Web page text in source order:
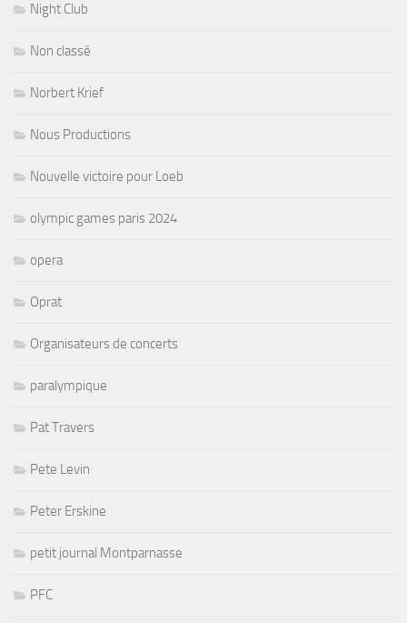
Night Club
Non classé
Norbert Krief
Nous Productions
Nouvelle victoire pour Loeb
olympic games paris 2024
opera
Oprat
Organisateurs de concerts
paralympique
Pat Travers
Pete Levin
Peter Erskine
petit journal Montparnasse
PFC